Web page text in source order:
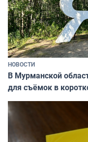
НОВОСТИ
В Мурманской
для съёмок в